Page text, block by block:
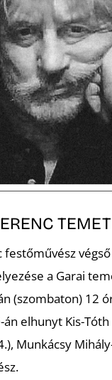
festőművész végső
a Garai
(szombaton) 12
elhunyt Kis-
Munkácsy